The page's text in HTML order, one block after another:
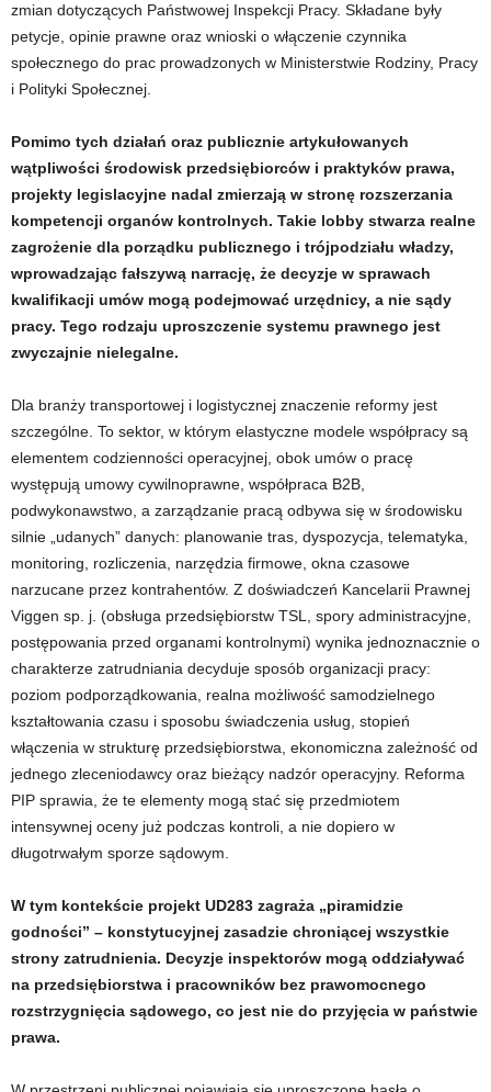
zmian dotyczących Państwowej Inspekcji Pracy. Składane były
petycje, opinie prawne oraz wnioski o włączenie czynnika
społecznego do prac prowadzonych w Ministerstwie Rodziny, Pracy
i Polityki Społecznej.
Pomimo tych działań oraz publicznie artykułowanych
wątpliwości środowisk przedsiębiorców i praktyków prawa,
projekty legislacyjne nadal zmierzają w stronę rozszerzania
kompetencji organów kontrolnych. Takie lobby stwarza realne
zagrożenie dla porządku publicznego i trójpodziału władzy,
wprowadzając fałszywą narrację, że decyzje w sprawach
kwalifikacji umów mogą podejmować urzędnicy, a nie sądy
pracy. Tego rodzaju uproszczenie systemu prawnego jest
zwyczajnie nielegalne.
Dla branży transportowej i logistycznej znaczenie reformy jest
szczególne. To sektor, w którym elastyczne modele współpracy są
elementem codzienności operacyjnej, obok umów o pracę
występują umowy cywilnoprawne, współpraca B2B,
podwykonawstwo, a zarządzanie pracą odbywa się w środowisku
silnie „udanych” danych: planowanie tras, dyspozycja, telematyka,
monitoring, rozliczenia, narzędzia firmowe, okna czasowe
narzucane przez kontrahentów. Z doświadczeń Kancelarii Prawnej
Viggen sp. j. (obsługa przedsiębiorstw TSL, spory administracyjne,
postępowania przed organami kontrolnymi) wynika jednoznacznie o
charakterze zatrudniania decyduje sposób organizacji pracy:
poziom podporządkowania, realna możliwość samodzielnego
kształtowania czasu i sposobu świadczenia usług, stopień
włączenia w strukturę przedsiębiorstwa, ekonomiczna zależność od
jednego zleceniodawcy oraz bieżący nadzór operacyjny. Reforma
PIP sprawia, że te elementy mogą stać się przedmiotem
intensywnej oceny już podczas kontroli, a nie dopiero w
długotrwałym sporze sądowym.
W tym kontekście projekt UD283 zagraża „piramidzie
godności” – konstytucyjnej zasadzie chroniącej wszystkie
strony zatrudnienia. Decyzje inspektorów mogą oddziaływać
na przedsiębiorstwa i pracowników bez prawomocnego
rozstrzygnięcia sądowego, co jest nie do przyjęcia w państwie
prawa.